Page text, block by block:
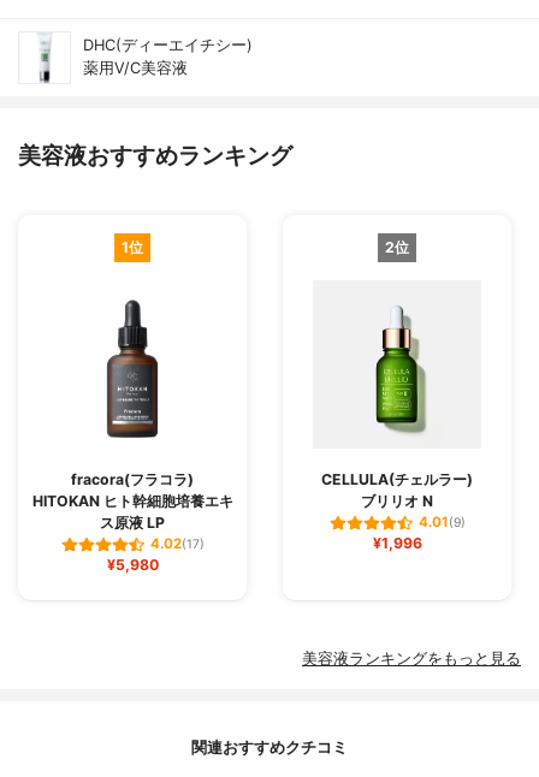
DHC(ディーエイチシー)
薬用V/C美容液
美容液おすすめランキング
1位
fracora(フラコラ)
HITOKAN ヒト幹細胞培養エキ
ス原液 LP
4.02(17)
¥5,980
2位
CELLULA(チェルラー)
ブリリオ N
4.01(9)
¥1,996
美容液ランキングをもっと見る
関連おすすめクチコミ